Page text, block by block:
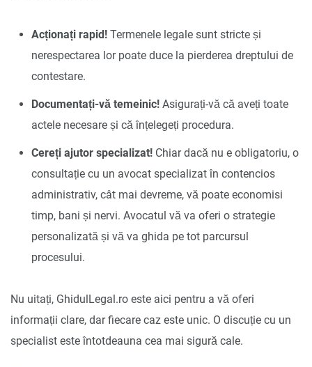
Acționați rapid! Termenele legale sunt stricte și
nerespectarea lor poate duce la pierderea dreptului de
contestare.
Documentați-vă temeinic! Asigurați-vă că aveți toate
actele necesare și că înțelegeți procedura.
Cereți ajutor specializat! Chiar dacă nu e obligatoriu, o
consultație cu un avocat specializat în contencios
administrativ, cât mai devreme, vă poate economisi
timp, bani și nervi. Avocatul vă va oferi o strategie
personalizată și vă va ghida pe tot parcursul
procesului.
Nu uitați, GhidulLegal.ro este aici pentru a vă oferi
informații clare, dar fiecare caz este unic. O discuție cu un
specialist este întotdeauna cea mai sigură cale.